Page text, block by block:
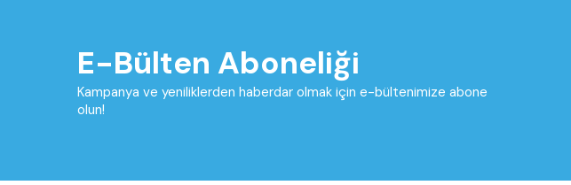
E-Bülten Aboneliği
Kampanya ve yeniliklerden haberdar olmak için e-bültenimize abone
olun!